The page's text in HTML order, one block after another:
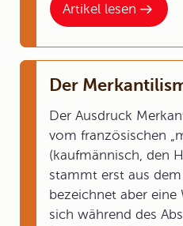
Artikel lesen
Der
Der Ausdruck
vom französischen
(kaufmännisch, den
stammt erst aus
bezeichnet aber
sich während des